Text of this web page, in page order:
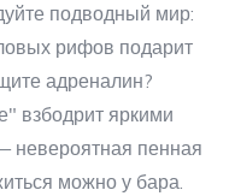
подводный мир:
рифов подарит
адреналин?
взбодрит яркими
невероятная пенная
можно у бара.